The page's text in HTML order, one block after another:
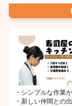
・シンプルな作業
・新しい仲間との